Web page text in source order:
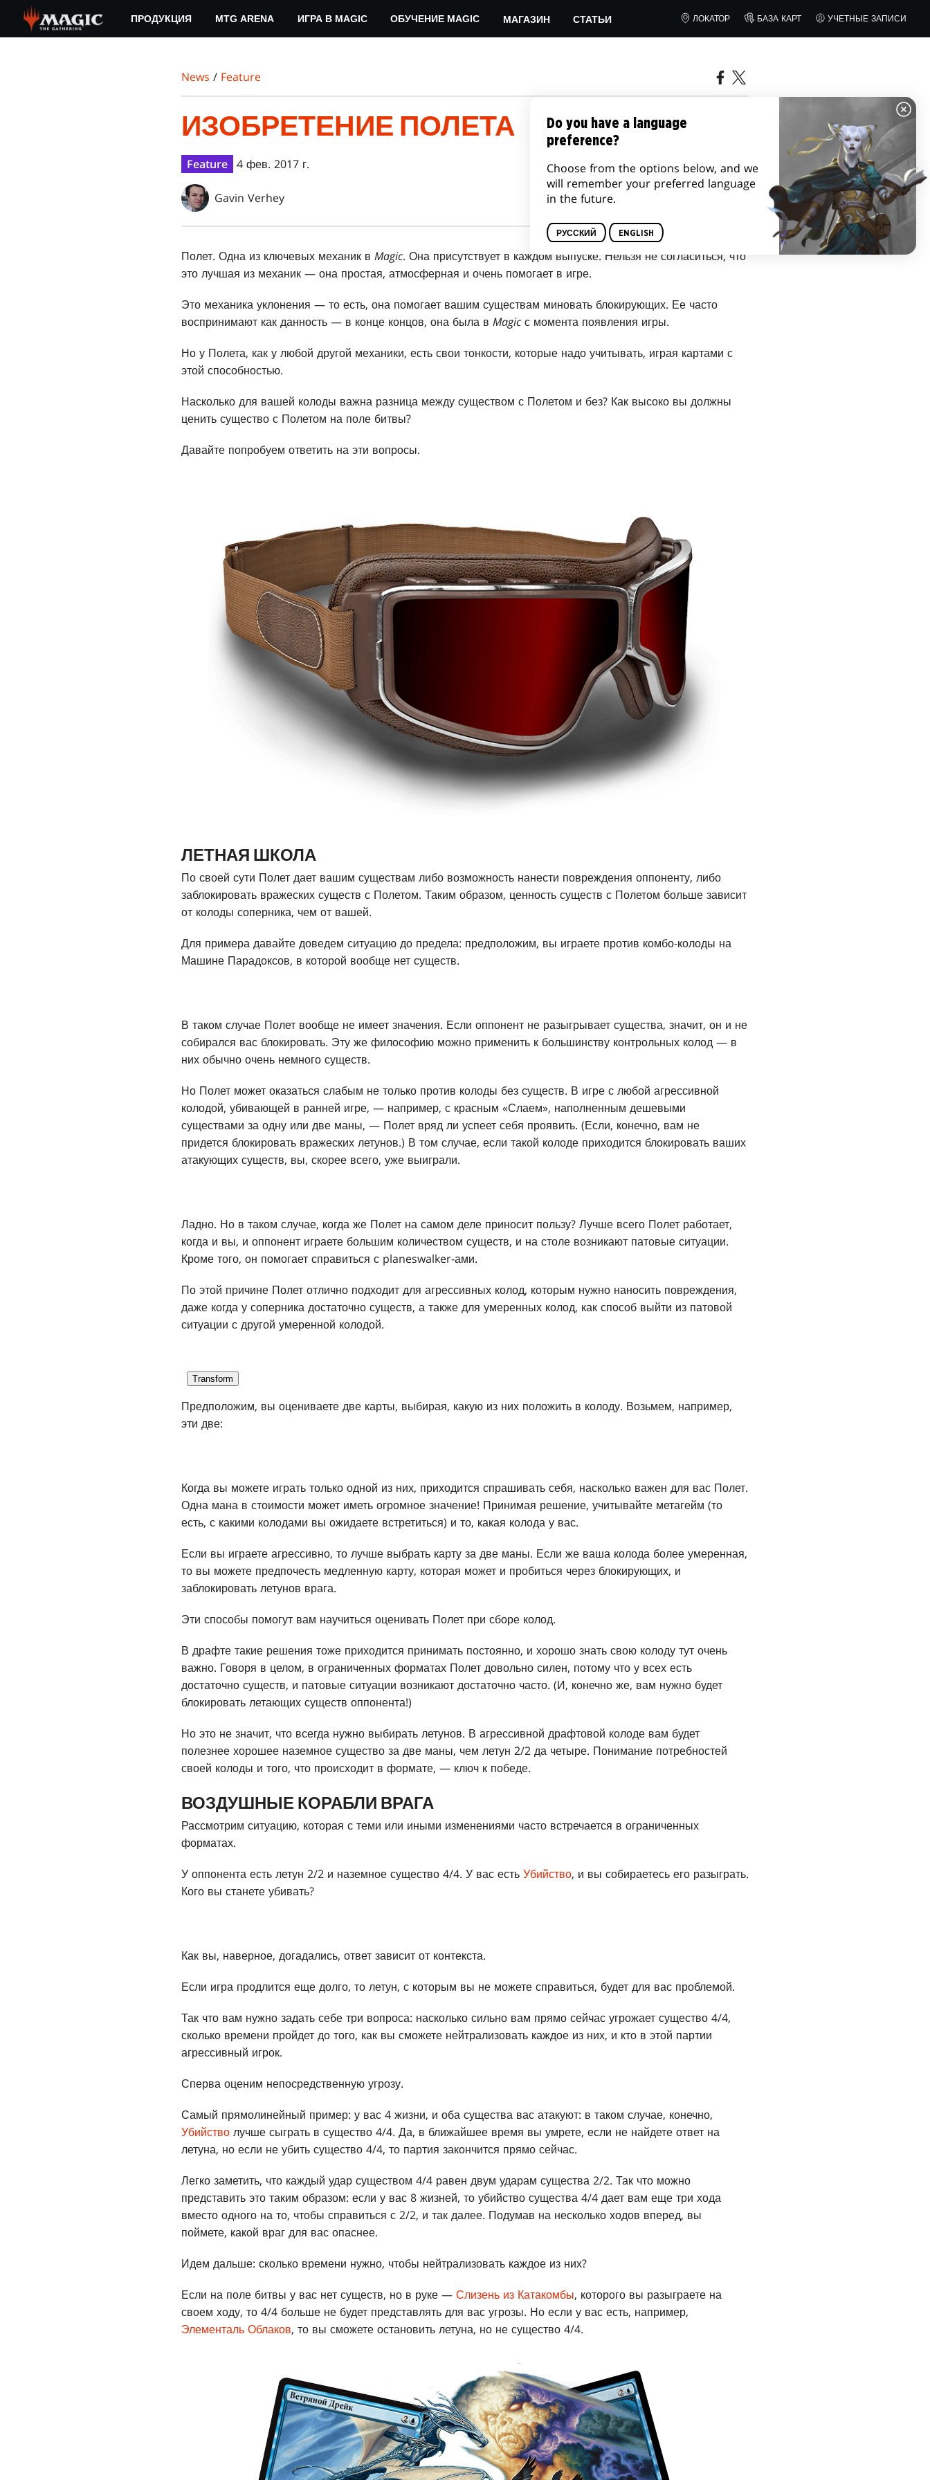
main
ПРОДУКЦИЯ MTG ARENA ИГРА В MAGIC ОБУЧЕНИЕ MAGIC МАГАЗИН СТАТЬИ ЛОКАТОР БАЗА КАРТ УЧЕТНЫЕ ЗАПИСИ
News / Feature
ИЗОБРЕТЕНИЕ ПОЛЕТА
Feature 4 фев. 2017 г.
Gavin Verhey
Полет. Одна из ключевых механик в Magic. Она присутствует в каждом выпуске. Нельзя не согласиться, что
это лучшая из механик — она простая, атмосферная и очень помогает в игре.
Это механика уклонения — то есть, она помогает вашим существам миновать блокирующих. Ее часто
воспринимают как данность — в конце концов, она была в Magic с момента появления игры.
Но у Полета, как у любой другой механики, есть свои тонкости, которые надо учитывать, играя картами с
этой способностью.
Насколько для вашей колоды важна разница между существом с Полетом и без? Как высоко вы должны
ценить существо с Полетом на поле битвы?
Давайте попробуем ответить на эти вопросы.
ЛЕТНАЯ ШКОЛА
По своей сути Полет дает вашим существам либо возможность нанести повреждения оппоненту, либо
заблокировать вражеских существ с Полетом. Таким образом, ценность существ с Полетом больше зависит
от колоды соперника, чем от вашей.
Для примера давайте доведем ситуацию до предела: предположим, вы играете против комбо-колоды на
Машине Парадоксов, в которой вообще нет существ.
В таком случае Полет вообще не имеет значения. Если оппонент не разыгрывает существа, значит, он и не
собирался вас блокировать. Эту же философию можно применить к большинству контрольных колод — в
них обычно очень немного существ.
Но Полет может оказаться слабым не только против колоды без существ. В игре с любой агрессивной
колодой, убивающей в ранней игре, — например, с красным «Слаем», наполненным дешевыми
существами за одну или две маны, — Полет вряд ли успеет себя проявить. (Если, конечно, вам не
придется блокировать вражеских летунов.) В том случае, если такой колоде приходится блокировать ваших
атакующих существ, вы, скорее всего, уже выиграли.
Ладно. Но в таком случае, когда же Полет на самом деле приносит пользу? Лучше всего Полет работает,
когда и вы, и оппонент играете большим количеством существ, и на столе возникают патовые ситуации.
Кроме того, он помогает справиться с planeswalker-ами.
По этой причине Полет отлично подходит для агрессивных колод, которым нужно наносить повреждения,
даже когда у соперника достаточно существ, а также для умеренных колод, как способ выйти из патовой
ситуации с другой умеренной колодой.
Transform
Предположим, вы оцениваете две карты, выбирая, какую из них положить в колоду. Возьмем, например,
эти две:
Когда вы можете играть только одной из них, приходится спрашивать себя, насколько важен для вас Полет.
Одна мана в стоимости может иметь огромное значение! Принимая решение, учитывайте метагейм (то
есть, с какими колодами вы ожидаете встретиться) и то, какая колода у вас.
Если вы играете агрессивно, то лучше выбрать карту за две маны. Если же ваша колода более умеренная,
то вы можете предпочесть медленную карту, которая может и пробиться через блокирующих, и
заблокировать летунов врага.
Эти способы помогут вам научиться оценивать Полет при сборе колод.
В драфте такие решения тоже приходится принимать постоянно, и хорошо знать свою колоду тут очень
важно. Говоря в целом, в ограниченных форматах Полет довольно силен, потому что у всех есть
достаточно существ, и патовые ситуации возникают достаточно часто. (И, конечно же, вам нужно будет
блокировать летающих существ оппонента!)
Но это не значит, что всегда нужно выбирать летунов. В агрессивной драфтовой колоде вам будет
полезнее хорошее наземное существо за две маны, чем летун 2/2 да четыре. Понимание потребностей
своей колоды и того, что происходит в формате, — ключ к победе.
ВОЗДУШНЫЕ КОРАБЛИ ВРАГА
Рассмотрим ситуацию, которая с теми или иными изменениями часто встречается в ограниченных
форматах.
У оппонента есть летун 2/2 и наземное существо 4/4. У вас есть Убийство, и вы собираетесь его разыграть.
Кого вы станете убивать?
Как вы, наверное, догадались, ответ зависит от контекста.
Если игра продлится еще долго, то летун, с которым вы не можете справиться, будет для вас проблемой.
Так что вам нужно задать себе три вопроса: насколько сильно вам прямо сейчас угрожает существо 4/4,
сколько времени пройдет до того, как вы сможете нейтрализовать каждое из них, и кто в этой партии
агрессивный игрок.
Сперва оценим непосредственную угрозу.
Самый прямолинейный пример: у вас 4 жизни, и оба существа вас атакуют: в таком случае, конечно,
Убийство лучше сыграть в существо 4/4. Да, в ближайшее время вы умрете, если не найдете ответ на
летуна, но если не убить существо 4/4, то партия закончится прямо сейчас.
Легко заметить, что каждый удар существом 4/4 равен двум ударам существа 2/2. Так что можно
представить это таким образом: если у вас 8 жизней, то убийство существа 4/4 дает вам еще три хода
вместо одного на то, чтобы справиться с 2/2, и так далее. Подумав на несколько ходов вперед, вы
поймете, какой враг для вас опаснее.
Идем дальше: сколько времени нужно, чтобы нейтрализовать каждое из них?
Если на поле битвы у вас нет существ, но в руке — Слизень из Катакомбы, которого вы разыграете на
своем ходу, то 4/4 больше не будет представлять для вас угрозы. Но если у вас есть, например,
Элементаль Облаков, то вы сможете остановить летуна, но не существо 4/4.
Do you have a language
preference?
Choose from the options below, and we
will remember your preferred language
in the future.
РУССКИЙ ENGLISH